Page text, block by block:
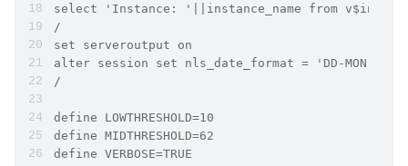
select 'Instance: '||instance_name from
/
set serveroutput on
alter session set nls_date_format = 'DD-MON-YYYY
/
define LOWTHRESHOLD=10
define MIDTHRESHOLD=62
define VERBOSE=TRUE